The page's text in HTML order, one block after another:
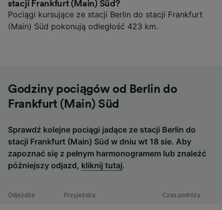
stacji Frankfurt (Main) Süd?
Pociągi kursujące ze stacji Berlin do stacji Frankfurt
(Main) Süd pokonują odległość 423 km.
Godziny pociągów od Berlin do
Frankfurt (Main) Süd
Sprawdź kolejne pociągi jadące ze stacji Berlin do
stacji Frankfurt (Main) Süd w dniu wt 18 sie. Aby
zapoznać się z pełnym harmonogramem lub znaleźć
późniejszy odjazd, kliknij tutaj.
Odjeżdża Przyjeżdża Czas podróży